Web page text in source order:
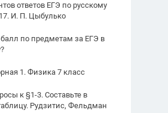
ответов ЕГЭ по русскому
И. П. Цыбулько
по предметам за ЕГЭ в
1. Физика 7 класс
к §1-3. Составьте в
Рудзитис, Фельдман